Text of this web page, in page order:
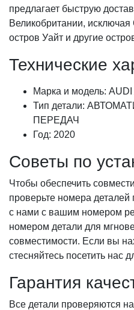
предлагает быструю
Великобритании,
остров Уайт и другие
Технические
Марка и модель: AUDI
Тип детали:
ПЕРЕДАЧ
Год: 2020
Советы по
Чтобы обеспечить
проверьте номера
с нами с вашим номером
номером детали для
совместимости. Если вы
стесняйтесь посетить нас
Гарантия
Все детали проверяются